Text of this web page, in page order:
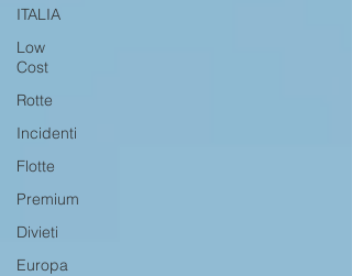
ITALIA
Low
Cost
Rotte
Incidenti
Flotte
Premium
Divieti
Europa